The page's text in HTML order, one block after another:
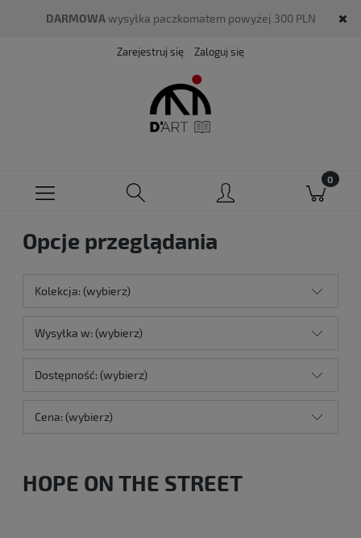
DARMOWAwysyłka paczkomatem powyżej 300 PLN
Zarejestruj się Zaloguj się
Opcje przeglądania
Kolekcja: (wybierz)
Wysyłka w: (wybierz)
Dostępność: (wybierz)
Cena: (wybierz)
HOPE ON THE STREET